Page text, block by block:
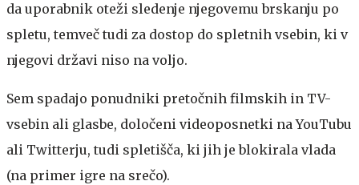
da uporabnik oteži sledenje njegovemu brskanju po
spletu, temveč tudi za dostop do spletnih vsebin, ki v
njegovi državi niso na voljo.
Sem spadajo ponudniki pretočnih filmskih in TV-
vsebin ali glasbe, določeni videoposnetki na YouTubu
ali Twitterju, tudi spletišča, ki jih je blokirala vlada
(na primer igre na srečo).